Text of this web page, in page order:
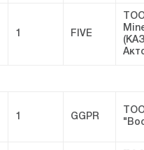
1 FIVE
1 GGPR